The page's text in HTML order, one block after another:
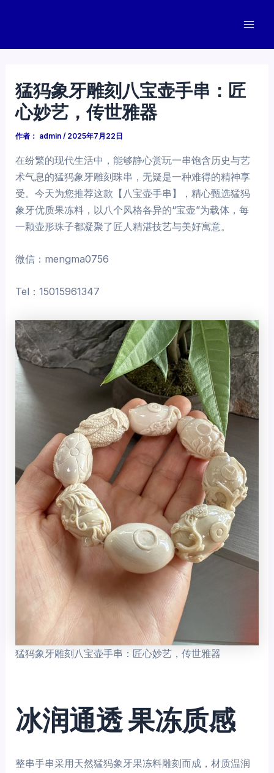
猛犸象牙雕刻八宝壶手串：匠
心妙艺，传世雅器
作者： admin/ 2025年7月22日
在纷繁的现代生活中，能够静心赏玩一串饱含历史与艺
术气息的猛犸象牙雕刻珠串，无疑是一种难得的精神享
受。今天为您推荐这款【八宝壶手串】，精心甄选猛犸
象牙优质果冻料，以八个风格各异的“宝壶”为载体，每
一颗壶形珠子都凝聚了匠人精湛技艺与美好寓意。
微信：mengma0756
Tel：15015961347
猛犸象牙雕刻八宝壶手串：匠心妙艺，传世雅器
冰润通透 果冻质感
整串手串采用天然猛犸象牙果冻料雕刻而成，材质温润